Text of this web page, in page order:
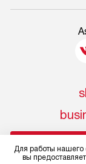
Для работы нашего
вы